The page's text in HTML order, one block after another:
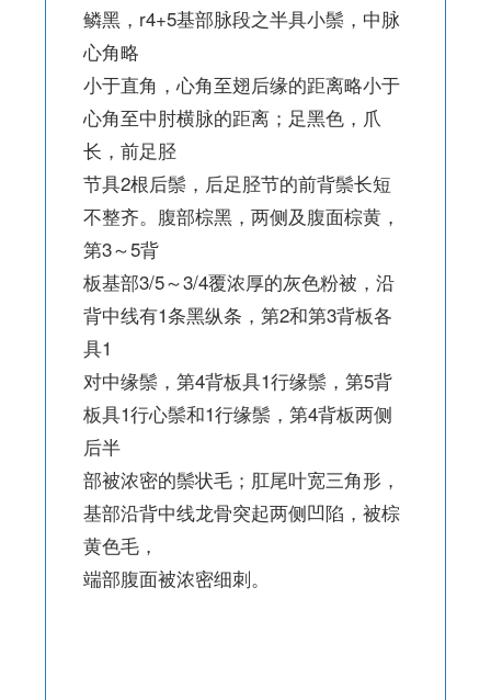
鳞黑，r4+5基部脉段之半具小鬃，中脉
心角略
小于直角，心角至翅后缘的距离略小于
心角至中肘横脉的距离；足黑色，爪
长，前足胫
节具2根后鬃，后足胫节的前背鬃长短
不整齐。腹部棕黑，两侧及腹面棕黄，
第3～5背
板基部3/5～3/4覆浓厚的灰色粉被，沿
背中线有1条黑纵条，第2和第3背板各
具1
对中缘鬃，第4背板具1行缘鬃，第5背
板具1行心鬃和1行缘鬃，第4背板两侧
后半
部被浓密的鬃状毛；肛尾叶宽三角形，
基部沿背中线龙骨突起两侧凹陷，被棕
黄色毛，
端部腹面被浓密细刺。